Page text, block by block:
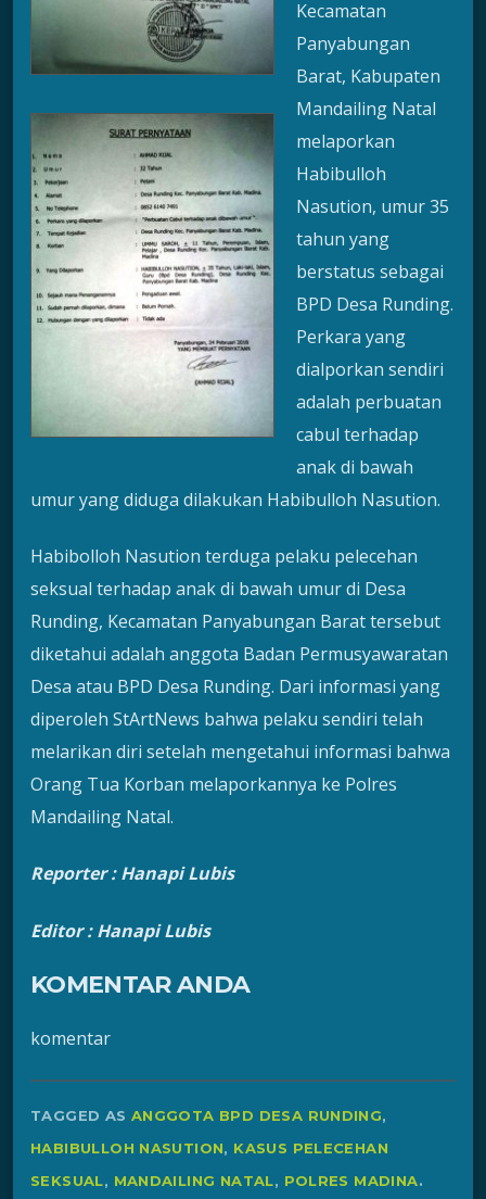
Kecamatan
Panyabungan
Barat, Kabupaten
Mandailing Natal
melaporkan
Habibulloh
Nasution, umur 35
tahun yang
berstatus sebagai
BPD Desa Runding.
Perkara yang
dialporkan sendiri
adalah perbuatan
cabul terhadap
anak di bawah
umur yang diduga dilakukan Habibulloh Nasution.
Habibolloh Nasution terduga pelaku pelecehan
seksual terhadap anak di bawah umur di Desa
Runding, Kecamatan Panyabungan Barat tersebut
diketahui adalah anggota Badan Permusyawaratan
Desa atau BPD Desa Runding. Dari informasi yang
diperoleh StArtNews bahwa pelaku sendiri telah
melarikan diri setelah mengetahui informasi bahwa
Orang Tua Korban melaporkannya ke Polres
Mandailing Natal.
Reporter : Hanapi Lubis
Editor : Hanapi Lubis
KOMENTAR ANDA
komentar
TAGGED AS ANGGOTA BPD DESA RUNDING,
HABIBULLOH NASUTION, KASUS PELECEHAN
SEKSUAL, MANDAILING NATAL, POLRES MADINA.